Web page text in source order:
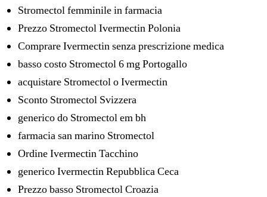
Stromectol femminile in farmacia
Prezzo Stromectol Ivermectin Polonia
Comprare Ivermectin senza prescrizione medica
basso costo Stromectol 6 mg Portogallo
acquistare Stromectol o Ivermectin
Sconto Stromectol Svizzera
generico do Stromectol em bh
farmacia san marino Stromectol
Ordine Ivermectin Tacchino
generico Ivermectin Repubblica Ceca
Prezzo basso Stromectol Croazia